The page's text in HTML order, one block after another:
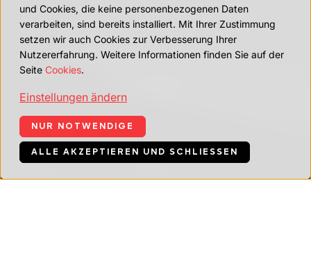
und Cookies, die keine personenbezogenen Daten
verarbeiten, sind bereits installiert. Mit Ihrer Zustimmung
setzen wir auch Cookies zur Verbesserung Ihrer
Nutzererfahrung. Weitere Informationen finden Sie auf der
Seite Cookies.
Einstellungen ändern
NUR NOTWENDIGE
ALLE AKZEPTIEREN UND SCHLIESSEN